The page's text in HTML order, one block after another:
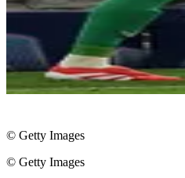
© Getty Images
© Getty Images